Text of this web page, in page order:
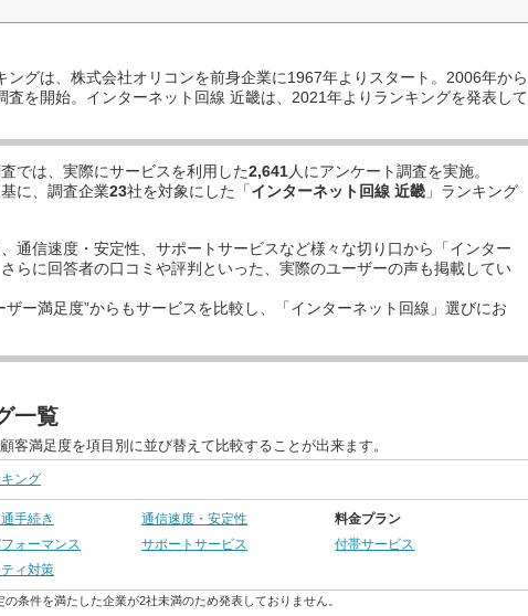
ングは、株式会社オリコンを前身企業に1967年よりスタート。2006年から
査を開始。インターネット回線 近畿は、2021年よりランキングを発表して
では、実際にサービスを利用した2,641人にアンケート調査を実施。
に、調査企業23社を対象にした「インターネット回線 近畿 」ランキング
通信速度・安定性、サポートサービスなど様々な切り口から「インター
らに回答者の口コミや評判といった、実際のユーザーの声も掲載してい
ザー満足度”からもサービスを比較し、「インターネット回線」選びにお
一覧
客満足度を項目別に並び替えて比較することが出来ます。
ング
手続き 通信速度・安定性
料金プラン
ォーマンス
サポートサービス
付帯サービス
ィ対策
条件を満たした企業が2社未満のため発表しておりません。